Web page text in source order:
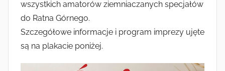
l
wszystkich amatorów ziemniaczanych specjałów
do Ratna Górnego.
Szczegółowe informacje i program imprezy ujęte
są na plakacie poniżej.